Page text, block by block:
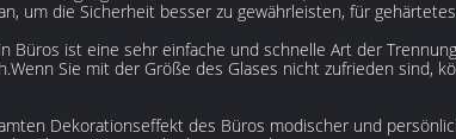
um die Sicherheit besser zu gewährleisten, für
Büros ist eine sehr einfache und schnelle Art der
Sie mit der Größe des Glases nicht zufrieden sind,
Dekorationseffekt des Büros modischer und